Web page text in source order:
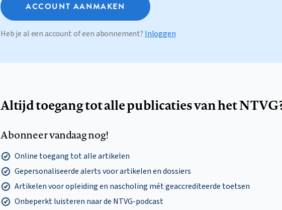
ACCOUNT AANMAKEN
Heb je al een account of een abonnement? Inloggen
Altijd toegang tot alle publicaties van het
Abonneer vandaag nog!
Online toegang tot alle artikelen
Gepersonaliseerde alerts voor artikelen en dossiers
Artikelen voor opleiding en nascholing mét geaccrediteerde toetsen
Onbeperkt luisteren naar de NTVG-podcast